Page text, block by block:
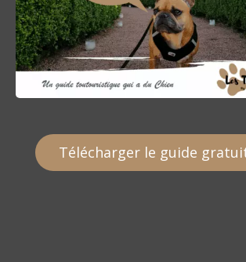
Télécharger le guide